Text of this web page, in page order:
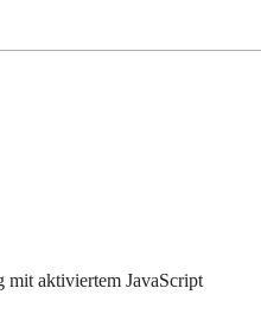
mit aktiviertem JavaScript